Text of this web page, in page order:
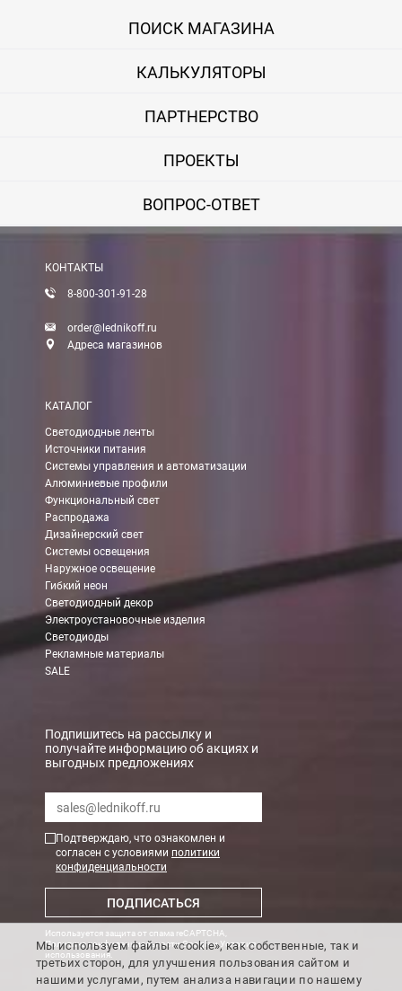
ПОИСК МАГАЗИНА
КАЛЬКУЛЯТОРЫ
ПАРТНЕРСТВО
ПРОЕКТЫ
ВОПРОС-ОТВЕТ
КОНТАКТЫ
8-800-301-91-28
order@lednikoff.ru
Адреса магазинов
КАТАЛОГ
Светодиодные ленты
Источники питания
Системы управления и автоматизации
Алюминиевые профили
Функциональный свет
Распродажа
Дизайнерский свет
Системы освещения
Наружное освещение
Гибкий неон
Светодиодный декор
Электроустановочные изделия
Светодиоды
Рекламные материалы
SALE
Подпишитесь на рассылку и
получайте информацию об акциях и
выгодных предложениях
Подтверждаю, что ознакомлен и
согласен с условиями политики
конфиденциальности
ПОДПИСАТЬСЯ
Используется защита от спама reCAPTCHA,
Политика конфиденциальности GoogleиУсловия
использования
Мы используем файлы «cookie», как собственные, так и
третьих сторон, для улучшения пользования сайтом и
нашими услугами, путем анализа навигации по нашему